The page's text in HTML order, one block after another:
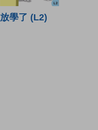
放學了 (L2)